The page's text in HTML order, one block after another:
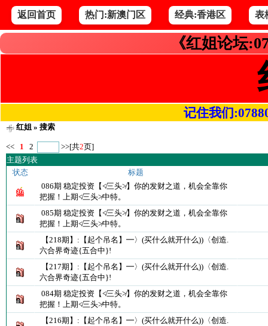
返回首页 热门:新澳门区 经典:香港区 表
《红姐论坛
记住我们
红姐» 搜索
<< 1 2 >>[共2页]
主题列表
状态
标题
086期 稳定投资【≮三头≯】你的发财之道，机会全靠你
把握！上期≮三头≯中特。
085期 稳定投资【≮三头≯】你的发财之道，机会全靠你
把握！上期≮三头≯中特。
【218期】:【起个吊名】━〉(买什么就开什么))〈创造.
六合界奇迹{五合中}!
【217期】:【起个吊名】━〉(买什么就开什么))〈创造.
六合界奇迹{五合中}!
084期 稳定投资【≮三头≯】你的发财之道，机会全靠你
把握！上期≮三头≯中特。
【216期】:【起个吊名】━〉(买什么就开什么))〈创造.